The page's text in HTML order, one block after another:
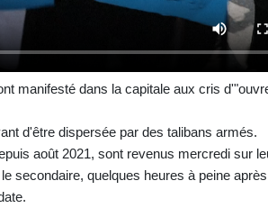
manifesté dans la capitale aux cris
d'être dispersée par des talibans armés.
août 2021, sont revenus mercredi sur
secondaire, quelques heures à peine